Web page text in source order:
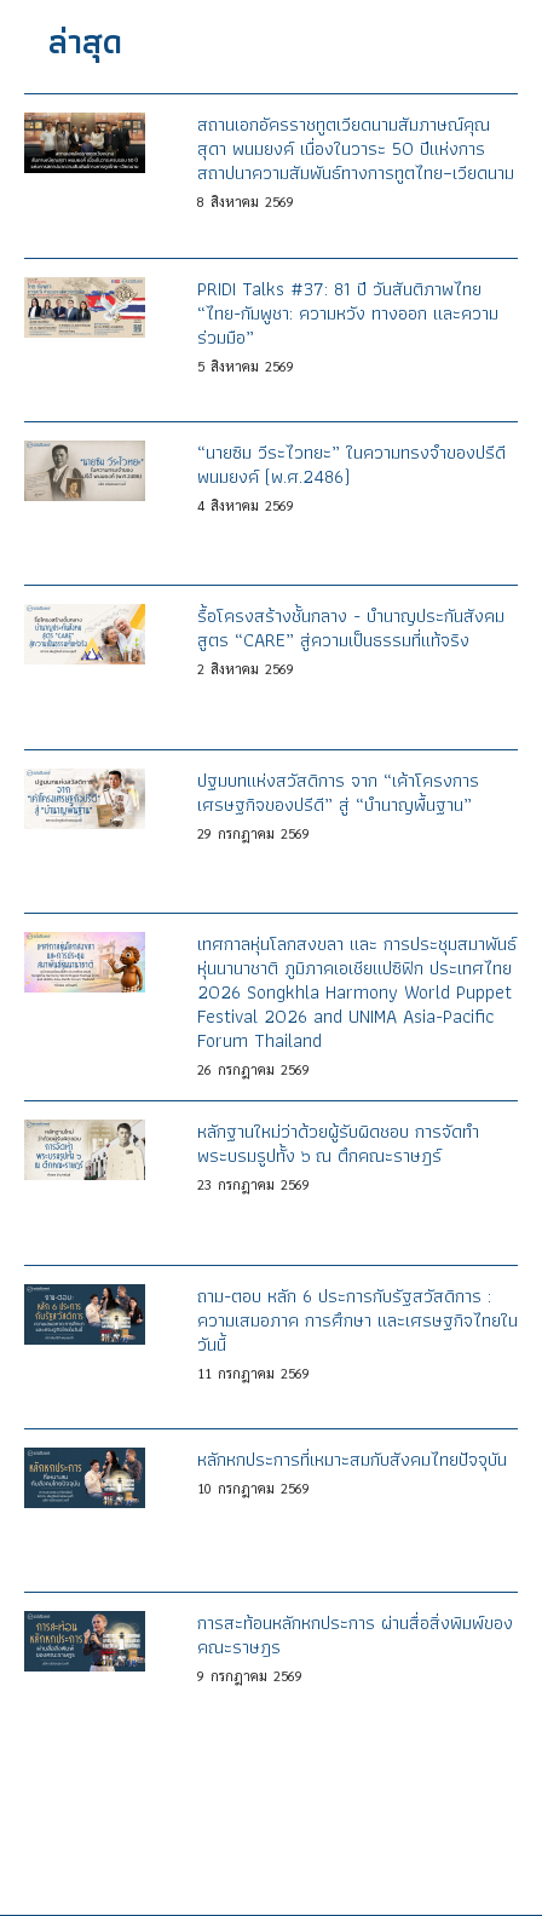
ล่าสุด
สถานเอกอัครราชทูตเวียดนามสัมภาษณ์คุณ
สุดา พนมยงค์ เนื่องในวาระ 50 ปีแห่งการ
สถาปนาความสัมพันธ์ทางการทูตไทย–เวียดนาม
8 สิงหาคม 2569
PRIDI Talks #37: 81 ปี วันสันติภาพไทย
“ไทย-กัมพูชา: ความหวัง ทางออก และความ
ร่วมมือ”
5 สิงหาคม 2569
“นายซิม วีระไวทยะ” ในความทรงจำของปรีดี
พนมยงค์ (พ.ศ.2486)
4 สิงหาคม 2569
รื้อโครงสร้างชั้นกลาง - บำนาญประกันสังคม
สูตร “CARE” สู่ความเป็นธรรมที่แท้จริง
2 สิงหาคม 2569
ปฐมบทแห่งสวัสดิการ จาก “เค้าโครงการ
เศรษฐกิจของปรีดี” สู่ “บำนาญพื้นฐาน”
29 กรกฎาคม 2569
เทศกาลหุ่นโลกสงขลา และ การประชุมสมาพันธ์
หุ่นนานาชาติ ภูมิภาคเอเชียแปซิฟิก ประเทศไทย
2026 Songkhla Harmony World Puppet
Festival 2026 and UNIMA Asia-Pacific
Forum Thailand
26 กรกฎาคม 2569
หลักฐานใหม่ว่าด้วยผู้รับผิดชอบ การจัดทำ
พระบรมรูปทั้ง ๖ ณ ตึกคณะราษฎร์
23 กรกฎาคม 2569
ถาม-ตอบ หลัก 6 ประการกับรัฐสวัสดิการ :
ความเสมอภาค การศึกษา และเศรษฐกิจไทยใน
วันนี้
11 กรกฎาคม 2569
หลักหกประการที่เหมาะสมกับสังคมไทยปัจจุบัน
10 กรกฎาคม 2569
การสะท้อนหลักหกประการ ผ่านสื่อสิ่งพิมพ์ของ
คณะราษฎร
9 กรกฎาคม 2569